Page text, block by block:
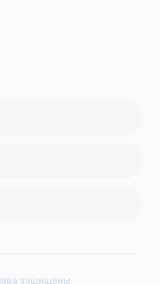
защищены.